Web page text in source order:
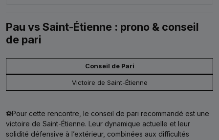
Pau vs Saint-Étienne : prono & conseil
de pari
Conseil de Pari
Victoire de Saint-Étienne
⚽Pour cette rencontre, le conseil de pari recommandé est une
victoire de Saint-Étienne. Leur dynamique actuelle et leur
solidité défensive à l’extérieur, combinées aux difficultés